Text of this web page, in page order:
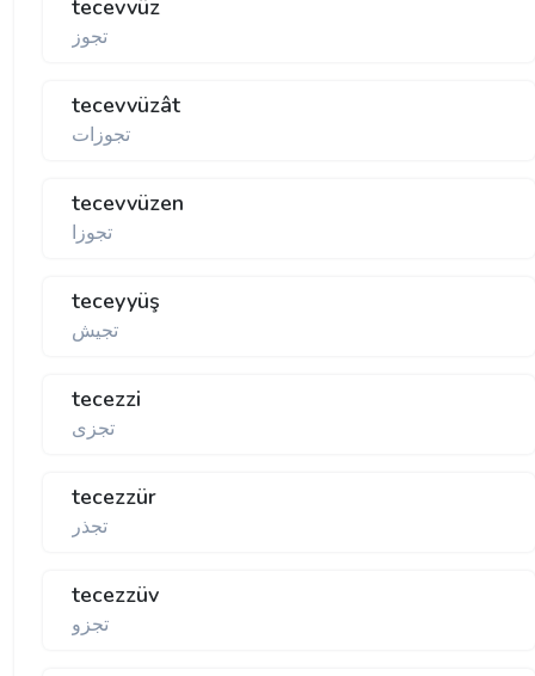
tecevvüz
تجوز
tecevvüzât
تجوزات
tecevvüzen
تجوزا
teceyyüş
تجيش
tecezzi
تجزی
tecezzür
تجذر
tecezzüv
تجزو